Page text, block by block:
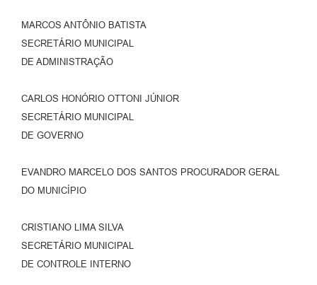
MARCOS ANTÔNIO BATISTA
SECRETÁRIO MUNICIPAL
DE ADMINISTRAÇÃO
CARLOS HONÓRIO OTTONI JÚNIOR
SECRETÁRIO MUNICIPAL
DE GOVERNO
EVANDRO MARCELO DOS SANTOS PROCURADOR GERAL
DO MUNICÍPIO
CRISTIANO LIMA SILVA
SECRETÁRIO MUNICIPAL
DE CONTROLE INTERNO